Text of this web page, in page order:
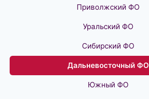
Приволжский ФО
Уральский ФО
Сибирский ФО
Дальневосточный ФО
Южный ФО